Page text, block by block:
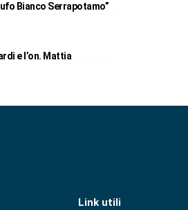
Bianco Serrapotamo”
e l’on. Mattia
Link utili